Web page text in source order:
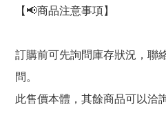
【📢商品注意事項】
訂購前可先詢問庫存狀況，聯
問。
此售價本體，其餘商品可以洽